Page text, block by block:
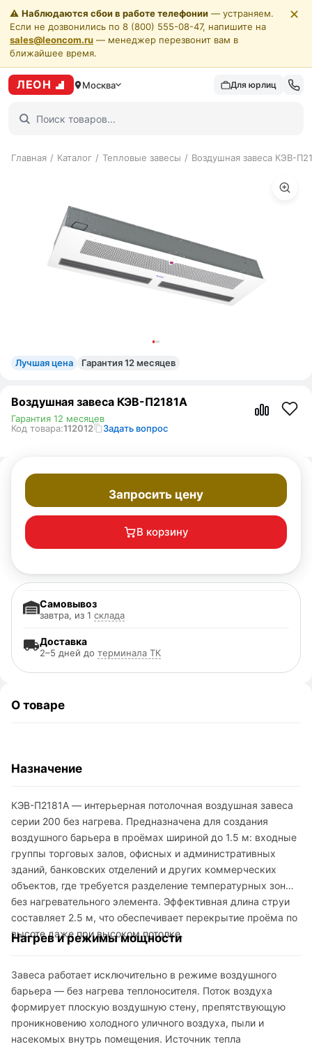
⚠️ Наблюдаются сбои в работе телефонии — устраняем.
Если не дозвонились по 8 (800) 555-08-47, напишите на
sales@leoncom.ru — менеджер перезвонит вам в
ближайшее время.
✕
ЛЕОН Москва Для юрлиц
Главная / Каталог / Тепловые завесы / Воздушная завеса КЭВ-
Лучшая цена Гарантия 12 месяцев
Воздушная завеса КЭВ-П2181A
Код товара:112012 Задать вопрос
Гарантия 12 месяцев
Запросить цену
В корзину
Доставка
2–5 дней до терминала ТК
Самовывоз
завтра, из 1 склада
О товаре
Назначение
КЭВ-П2181A — интерьерная потолочная воздушная завеса
серии 200 без нагрева. Предназначена для создания
воздушного барьера в проёмах шириной до 1.5 м: входные
группы торговых залов, офисных и административных
зданий, банковских отделений и других коммерческих
объектов, где требуется разделение температурных зон
без нагревательного элемента. Эффективная длина струи
составляет 2.5 м, что обеспечивает перекрытие проёма по
высоте даже при высоком потолке.
Нагрев и режимы мощности
Завеса работает исключительно в режиме воздушного
барьера — без нагрева теплоносителя. Поток воздуха
формирует плоскую воздушную стену, препятствующую
проникновению холодного уличного воздуха, пыли и
насекомых внутрь помещения. Источник тепла